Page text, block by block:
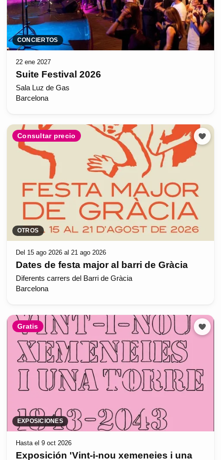
CONCIERTOS
22 ene 2027
Suite Festival 2026
Sala Luz de Gas
Barcelona
Consultar precio
OTROS
Del 15 ago 2026 al 21 ago 2026
Dates de festa major al barri de Gràcia
Diferents carrers del Barri de Gràcia
Barcelona
Gratis
EXPOSICIONES
Hasta el 9 oct 2026
Exposición 'Vint-i-nou xemeneies i una